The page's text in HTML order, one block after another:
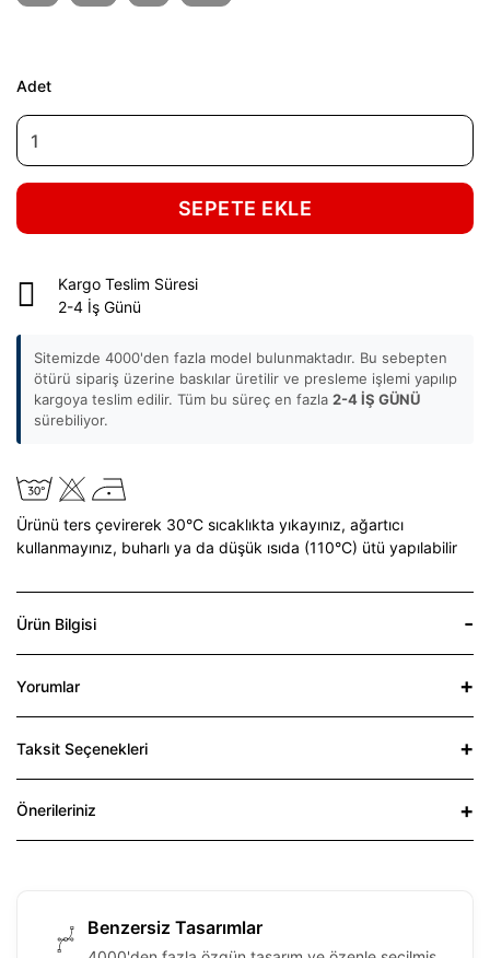
Adet
SEPETE EKLE
Kargo Teslim Süresi
2-4 İş Günü
Sitemizde 4000'den fazla model bulunmaktadır. Bu sebepten
ötürü sipariş üzerine baskılar üretilir ve presleme işlemi yapılıp
kargoya teslim edilir. Tüm bu süreç en fazla 2-4 İŞ GÜNÜ
sürebiliyor.
Ürünü ters çevirerek 30°C sıcaklıkta yıkayınız, ağartıcı
kullanmayınız, buharlı ya da düşük ısıda (110°C) ütü yapılabilir
Ürün Bilgisi
Yorumlar
Taksit Seçenekleri
Önerileriniz
Benzersiz Tasarımlar